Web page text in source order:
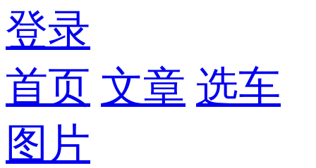
登录
首页 文章 选车
图片